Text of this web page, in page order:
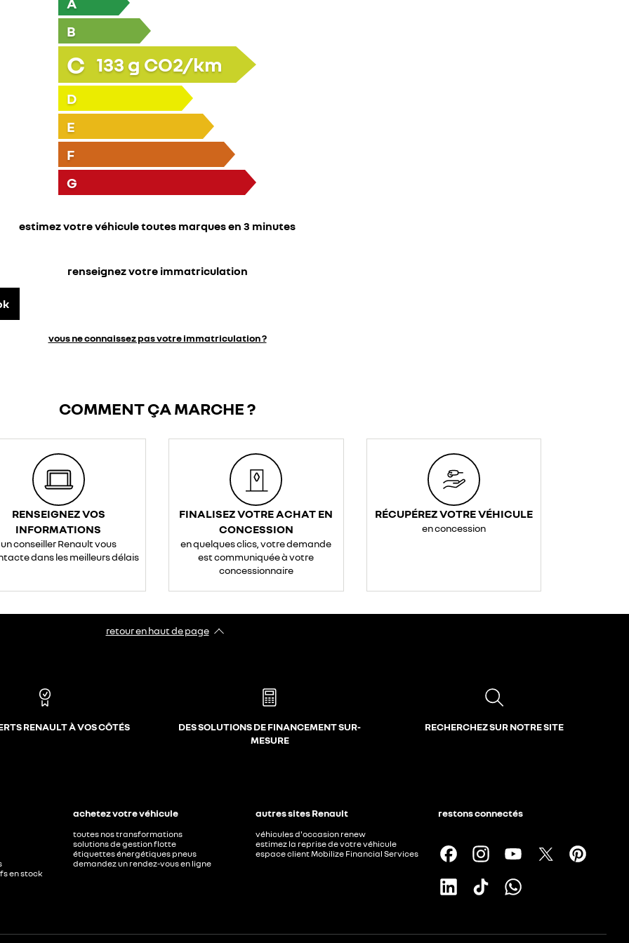
B
C 133 g CO2/km
D
E
F
G
estimez votre véhicule toutes marques en 3 minutes
renseignez votre immatriculation
vous ne connaissez pas votre immatriculation ?
COMMENT ÇA MARCHE ?
RENSEIGNEZ VOS
INFORMATIONS
un conseiller Renault vous
dans les meilleurs délais
FINALISEZ VOTRE ACHAT EN
CONCESSION
en quelques clics, votre demande
est communiquée à votre
concessionnaire
RÉCUPÉREZ VOTRE VÉHICULE
en concession
retour en haut de page​
RENAULT À VOS CÔTÉS
DES SOLUTIONS DE FINANCEMENT SUR-
MESURE
RECHERCHEZ SUR NOTRE SITE
en stock
achetez votre véhicule
toutes nos transformations
solutions de gestion flotte
étiquettes énergétiques pneus
demandez un rendez-vous en ligne
autres sites Renault
véhicules d'occasion renew
estimez la reprise de votre véhicule
espace client Mobilize Financial Services
restons connectés